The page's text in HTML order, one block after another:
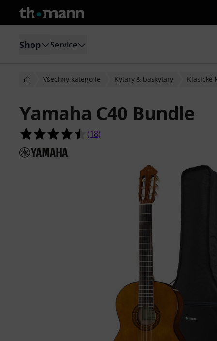
Shop Service
Všechny kategorie Kytary & baskytary Klasické
Yamaha C40 Bundle
4.5 z 5 hvězdiček z celkového
(18)